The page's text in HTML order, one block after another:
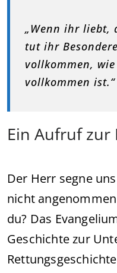
„Wenn ihr liebt,
tut ihr
vollkommen,
vollkommen
Ein Aufruf zur
Der Herr segne
nicht
du? Das
Geschichte zur